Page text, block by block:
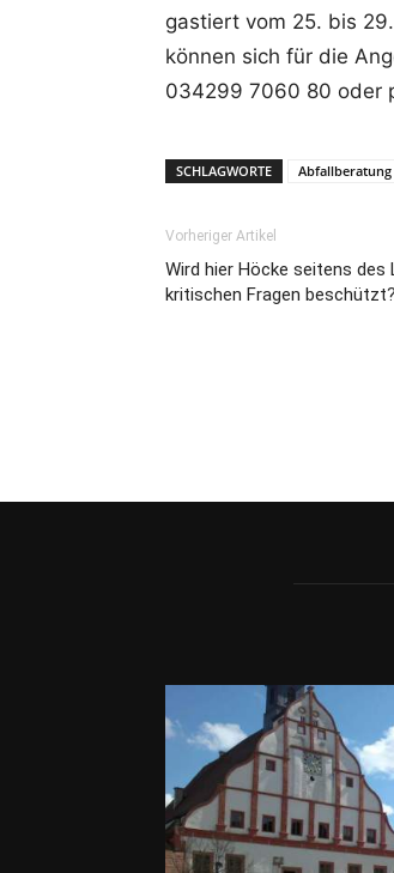
gastiert vom 25. bis
können sich für die
034299 7060 80 oder
SCHLAGWORTE Abfallberatung
Vorheriger Artikel
Wird hier Höcke seitens des
kritischen Fragen beschützt?